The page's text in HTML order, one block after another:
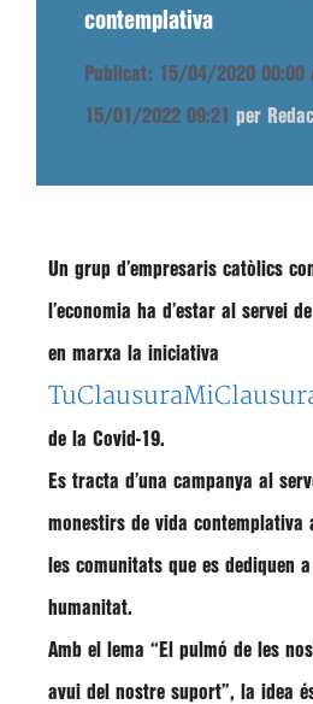
contemplativa
Publicat: 15/04/2020 00:00
15/01/2022 09:21 per
Un grup d’empresaris catòlics
l’economia ha d’estar al servei
en marxa la iniciativa
de la Covid-19.
Es tracta d’una campanya al
monestirs de vida contemplativa
les comunitats que es dediquen
humanitat.
Amb el lema “El pulmó de les
avui del nostre suport”, la idea